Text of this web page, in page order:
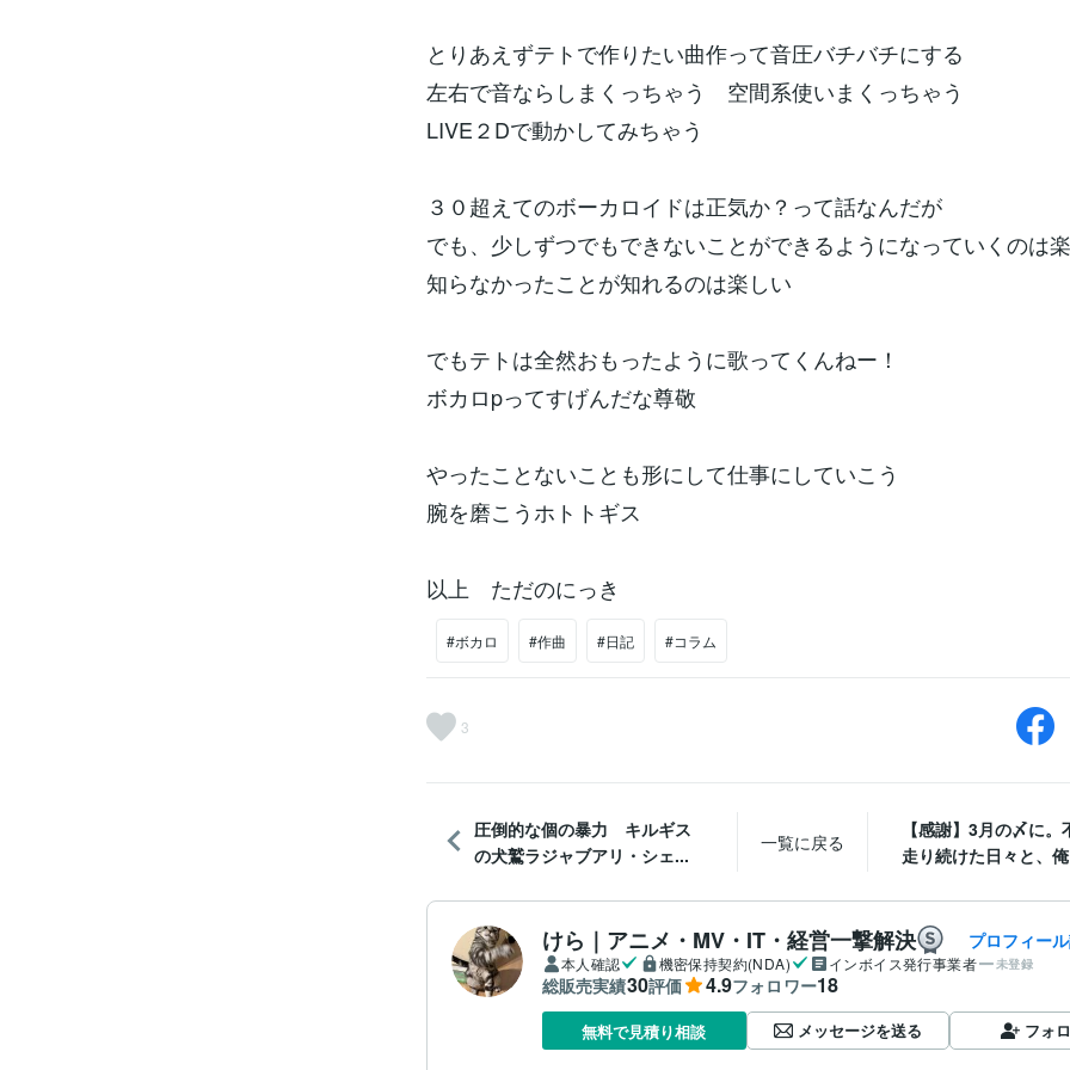
とりあえずテトで作りたい曲作って音圧バチバチにする
左右で音ならしまくっちゃう 空間系使いまくっちゃう
LIVE２Dで動かしてみちゃう
３０超えてのボーカロイドは正気か？って話なんだが
でも、少しずつでもできないことができるようになっていくのは
知らなかったことが知れるのは楽しい
でもテトは全然おもったように歌ってくんねー！
ボカロpってすげんだな尊敬
やったことないことも形にして仕事にしていこう
腕を磨こうホトトギス
以上 ただのにっき
#ボカロ #作曲 #日記 #コラム
3
圧倒的な個の暴力 キルギス
の犬鷲ラジャブアリ・シェ...
一覧に戻る
【感謝】3月の〆に。
走り続けた日々と、
けら｜アニメ・MV・IT・経営一撃解決 プロフィー
本人確認 機密保持契約(NDA) インボイス発行事業者 未登録
総販売実績30評価 4.9フォロワー18
無料で見積り相談 メッセージを送る フォ